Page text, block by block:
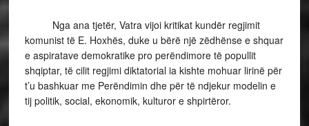
Nga ana tjetër, Vatra vijoi kritikat kundër regjimit
komunist të E. Hoxhës, duke u bërë një zëdhënse e shquar
e aspiratave demokratike pro perëndimore të popullit
shqiptar, të cilit regjimi diktatorial ia kishte mohuar lirinë për
t’u bashkuar me Perëndimin dhe për të ndjekur modelin e
tij politik, social, ekonomik, kulturor e shpirtëror.